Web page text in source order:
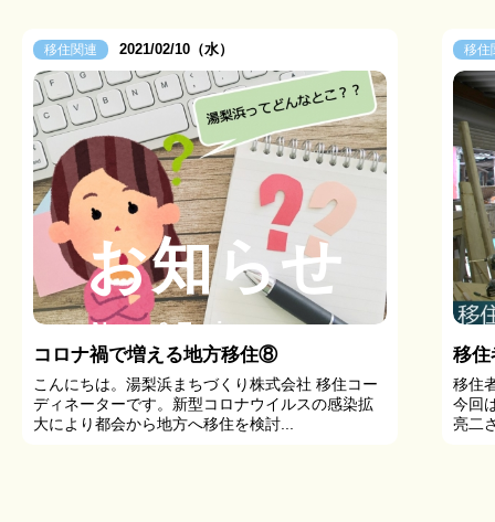
お知らせ
News & Topics
移住関連 2021/02/10（水）
コロナ禍で増える地方移住⑧
こんにちは。湯梨浜まちづくり株式会社 移住コー
ディネーターです。新型コロナウイルスの感染拡
大により都会から地方へ移住を検討...
移住
移住
今回
亮二